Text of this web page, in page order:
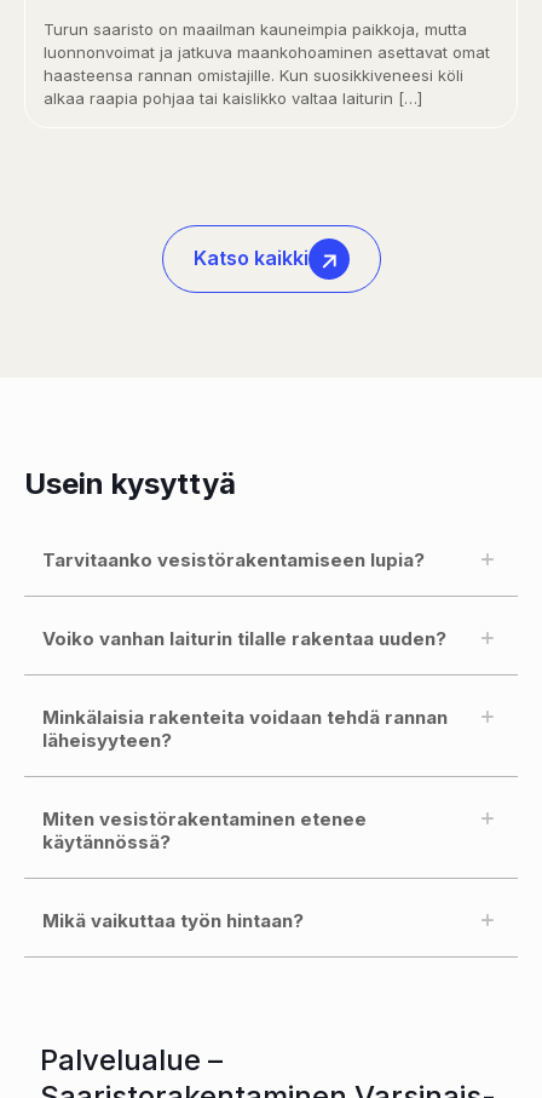
Turun saaristo on maailman kauneimpia paikkoja, mutta
luonnonvoimat ja jatkuva maankohoaminen asettavat omat
haasteensa rannan omistajille. Kun suosikkiveneesi köli
alkaa raapia pohjaa tai kaislikko valtaa laiturin […]
Katso kaikki
Usein kysyttyä
Tarvitaanko vesistörakentamiseen lupia?
Voiko vanhan laiturin tilalle rakentaa uuden?
Minkälaisia rakenteita voidaan tehdä rannan
läheisyyteen?
Miten vesistörakentaminen etenee
käytännössä?
Mikä vaikuttaa työn hintaan?
Palvelualue –